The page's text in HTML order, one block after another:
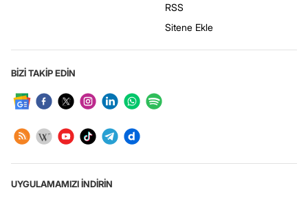
RSS
Sitene Ekle
BİZİ TAKİP EDİN
UYGULAMAMIZI İNDİRİN